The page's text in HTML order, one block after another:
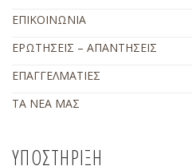
ΕΠΙΚΟΙΝΩΝΙΑ
ΕΡΩΤΗΣΕΙΣ – ΑΠΑΝΤΗΣΕΙΣ
ΕΠΑΓΓΕΛΜΑΤΙΕΣ
ΤΑ ΝΕΑ ΜΑΣ
ΥΠΟΣΤΗΡΙΞΗ